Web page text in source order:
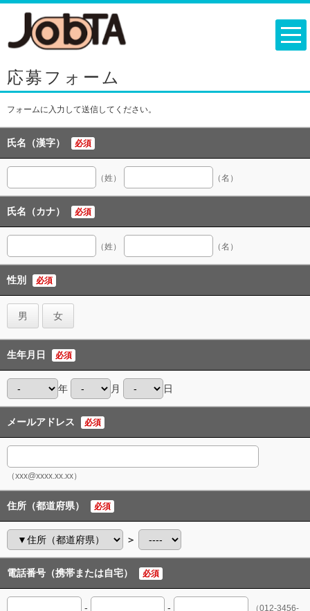
応募フォーム
フォームに入力して送信してください。
氏名（漢字） 必須
（姓） （名）
氏名（カナ） 必須
（姓） （名）
性別 必須
男 女
生年月日 必須
年 月 日
メールアドレス 必須
（xxx@xxxx.xx.xx）
住所（都道府県） 必須
＞
電話番号（携帯または自宅） 必須
- -
（012-3456-